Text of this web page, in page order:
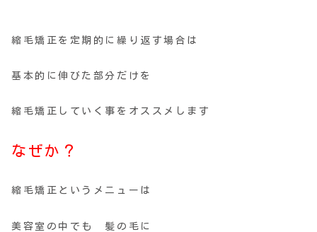
縮毛矯正を定期的に繰り返す場合は
基本的に伸びた部分だけを
縮毛矯正していく事をオススメします
なぜか？
縮毛矯正というメニューは
美容室の中でも 髪の毛に